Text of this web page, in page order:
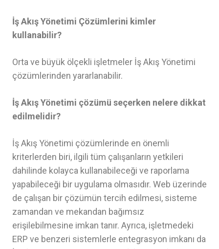
İş Akış Yönetimi Çözümlerini kimler
kullanabilir?
Orta ve büyük ölçekli işletmeler İş Akış Yönetimi
çözümlerinden yararlanabilir.
İş Akış Yönetimi çözümü seçerken nelere dikkat
edilmelidir?
İş Akış Yönetimi çözümlerinde en önemli
kriterlerden biri, ilgili tüm çalışanların yetkileri
dahilinde kolayca kullanabileceği ve raporlama
yapabileceği bir uygulama olmasıdır. Web üzerinde
de çalışan bir çözümün tercih edilmesi, sisteme
zamandan ve mekandan bağımsız
erişilebilmesine imkan tanır. Ayrıca, işletmedeki
ERP ve benzeri sistemlerle entegrasyon imkanı da